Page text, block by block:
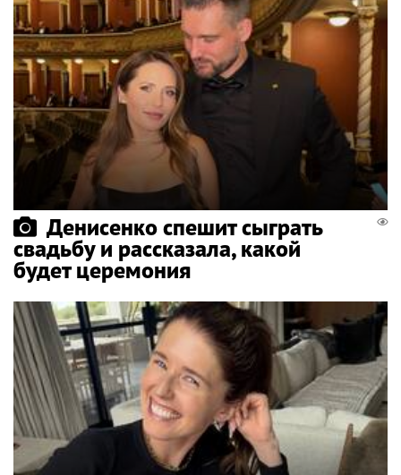
Денисенко спешит сыграть
свадьбу и рассказала, какой
будет церемония